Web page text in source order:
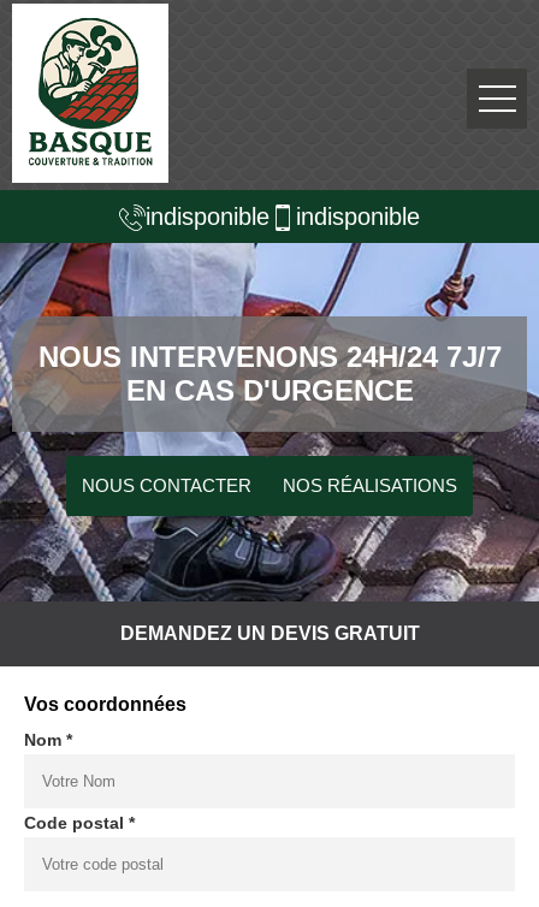
indisponible indisponible
NOUS INTERVENONS 24H/24 7J/7
EN CAS D'URGENCE
NOUS CONTACTER NOS RÉALISATIONS
DEMANDEZ UN DEVIS GRATUIT
Vos coordonnées
Nom *
Code postal *